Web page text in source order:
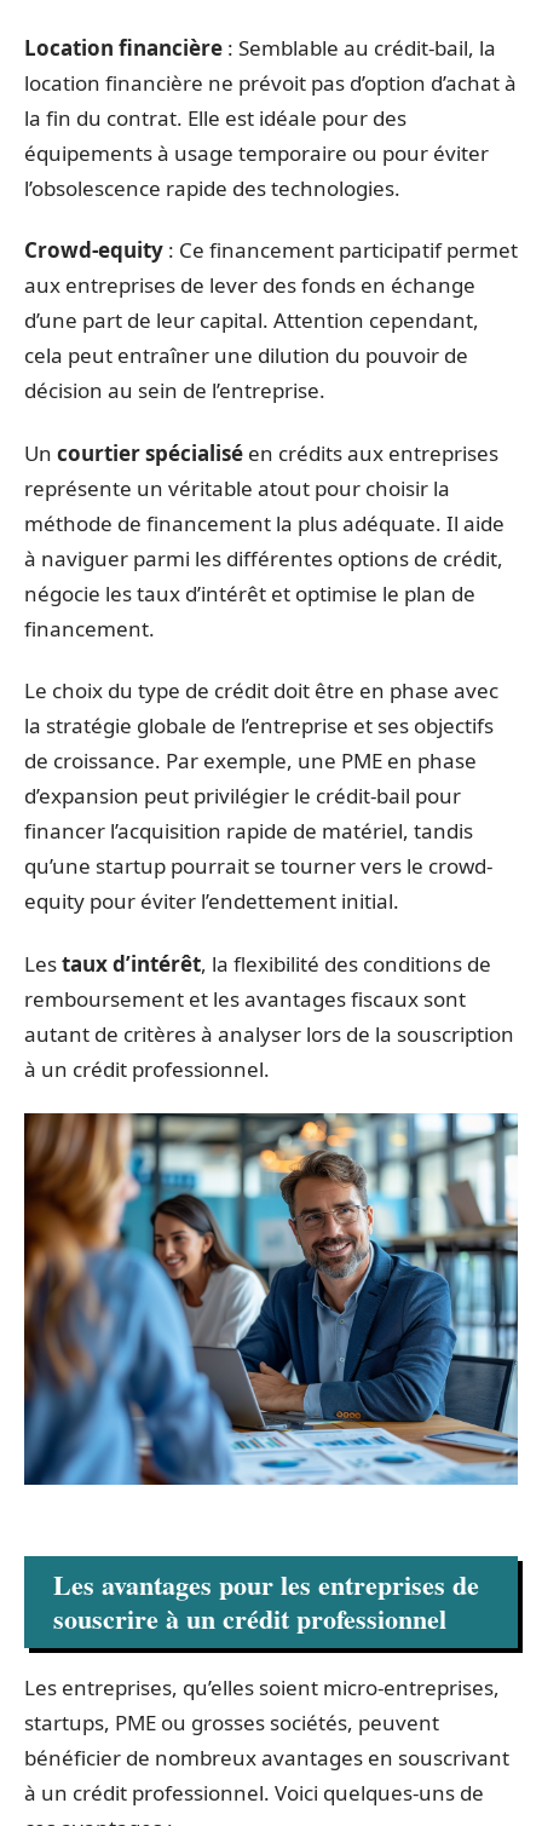
Location financière : Semblable au crédit-bail, la
location financière ne prévoit pas d’option d’achat à
la fin du contrat. Elle est idéale pour des
équipements à usage temporaire ou pour éviter
l’obsolescence rapide des technologies.
Crowd-equity : Ce financement participatif permet
aux entreprises de lever des fonds en échange
d’une part de leur capital. Attention cependant,
cela peut entraîner une dilution du pouvoir de
décision au sein de l’entreprise.
Un courtier spécialisé en crédits aux entreprises
représente un véritable atout pour choisir la
méthode de financement la plus adéquate. Il aide
à naviguer parmi les différentes options de crédit,
négocie les taux d’intérêt et optimise le plan de
financement.
Le choix du type de crédit doit être en phase avec
la stratégie globale de l’entreprise et ses objectifs
de croissance. Par exemple, une PME en phase
d’expansion peut privilégier le crédit-bail pour
financer l’acquisition rapide de matériel, tandis
qu’une startup pourrait se tourner vers le crowd-
equity pour éviter l’endettement initial.
Lestaux d’intérêt, la flexibilité des conditions de
remboursement et les avantages fiscaux sont
autant de critères à analyser lors de la souscription
à un crédit professionnel.
Les avantages pour les entreprises de
souscrire à un crédit professionnel
Les entreprises, qu’elles soient micro-entreprises,
startups, PME ou grosses sociétés, peuvent
bénéficier de nombreux avantages en souscrivant
à un crédit professionnel. Voici quelques-uns de